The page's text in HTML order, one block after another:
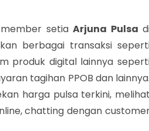
member setiaArjuna Pulsa
berbagai transaksi
produk digital lainnya
tagihan PPOB dan lainnya.
harga pulsa terkini, melihat
chatting dengan